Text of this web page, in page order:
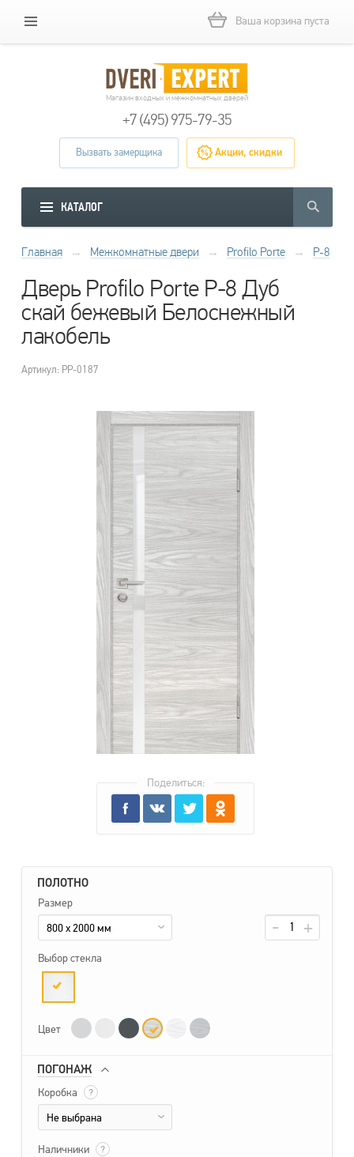
Ваша корзина пуста
Магазин входных и межкомнатных дверей
+7 (495) 975-79-35
Вызвать замерщика Акции, скидки
КАТАЛОГ
Главная → Межкомнатные двери → Profilo Porte → P-8
Дверь Profilo Porte P-8 Дуб
скай бежевый Белоснежный
лакобель
Артикул: PP-0187
ПОЛОТНО
Размер
800 x 2000 мм
Выбор стекла
Цвет
ПОГОНАЖ
Коробка ?
Не выбрана
Наличники ?
Поделиться: